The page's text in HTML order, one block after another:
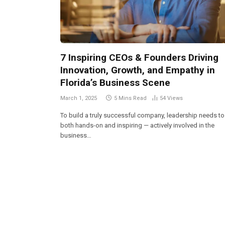
7 Inspiring CEOs & Founders Driving
Innovation, Growth, and Empathy in
Florida’s Business Scene
March 1, 2025 5 Mins Read 54 Views
To build a truly successful company, leadership needs
both hands-on and inspiring — actively involved in the
business…